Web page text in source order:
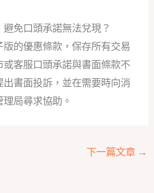
免口頭承諾無法兌現？
的優惠條款，保存所有交易
客服口頭承諾與書面條款不
書面投訴，並在需要時向消
局尋求協助。
下一篇文章 →